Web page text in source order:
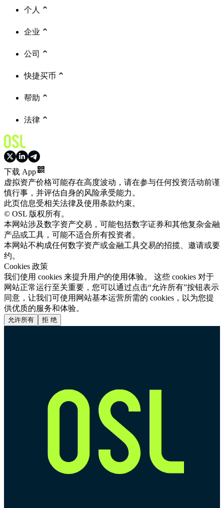
个人
企业
公司
快捷买币
帮助
法律
下载 App
虚拟资产价格可能存在高度波动，请在参与任何投资活动前谨
慎行事，并评估自身的风险承受能力。
此页信息受相关法律及使用条款约束。
© OSL 版权所有。
本网站涉及数字资产交易，可能包括数字证券和其他复杂金融
产品或工具，可能不适合所有投资者。
本网站不构成任何数字资产或金融工具交易的招揽、邀请或要
约。
Cookies 政策
我们使用 cookies 来提升用户的使用体验。 这些 cookies 对于
网站正常运行至关重要，您可以通过点击“允许所有”按钮表示
同意，让我们可使用网站基本运营所需的 cookies，以为您提
供优质的服务和体验。
允许所有 拒 绝